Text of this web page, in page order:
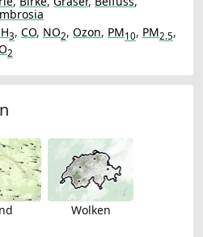
3, CO, NO2, Ozon, PM10, PM2.5,
2
Wolken